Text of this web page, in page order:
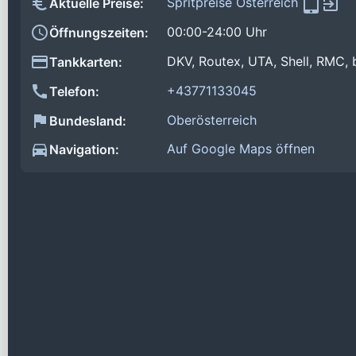
Aktuelle Preise:
Öffnungszeiten:
00:00-24:00 Uhr
Tankkarten:
DKV, Routex, UTA, Shell,
Telefon:
+43771133045
Bundesland:
Oberösterreich
Navigation:
Auf Google Maps öffnen